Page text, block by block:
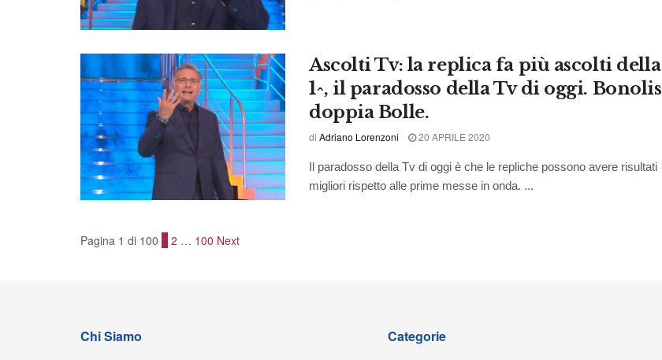
Ascolti Tv: la replica fa più ascolti della
1^, il paradosso della Tv di oggi. Bonolis
doppia Bolle.
di Adriano Lorenzoni 20 APRILE 2020
Il paradosso della Tv di oggi è che le repliche possono avere risultati
migliori rispetto alle prime messe in onda. ...
Pagina 1 di 100 1 2 … 100 Next
Chi Siamo Categorie